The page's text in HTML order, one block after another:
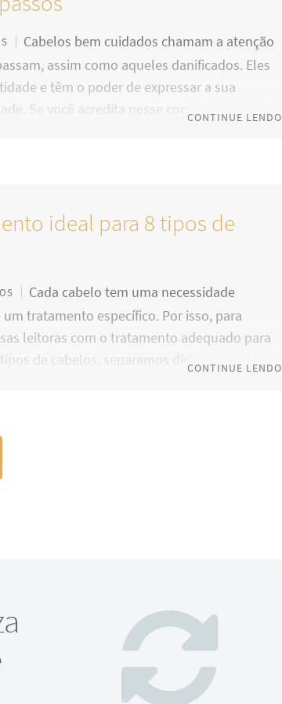
Cabelos bem cuidados chamam a atenção
assim como aqueles danificados. Eles
e têm o poder de expressar a sua
Se você acredita nesse conceito,
Não fuja do corte Se você deseja
e está evitando a todo custo cortar
CONTINUE LENDO
ideal para 8 tipos de
Cada cabelo tem uma necessidade
tratamento específico. Por isso, para
leitoras com o tratamento adequado para
de cabelos, separamos dicas para cada
CONTINUE LENDO